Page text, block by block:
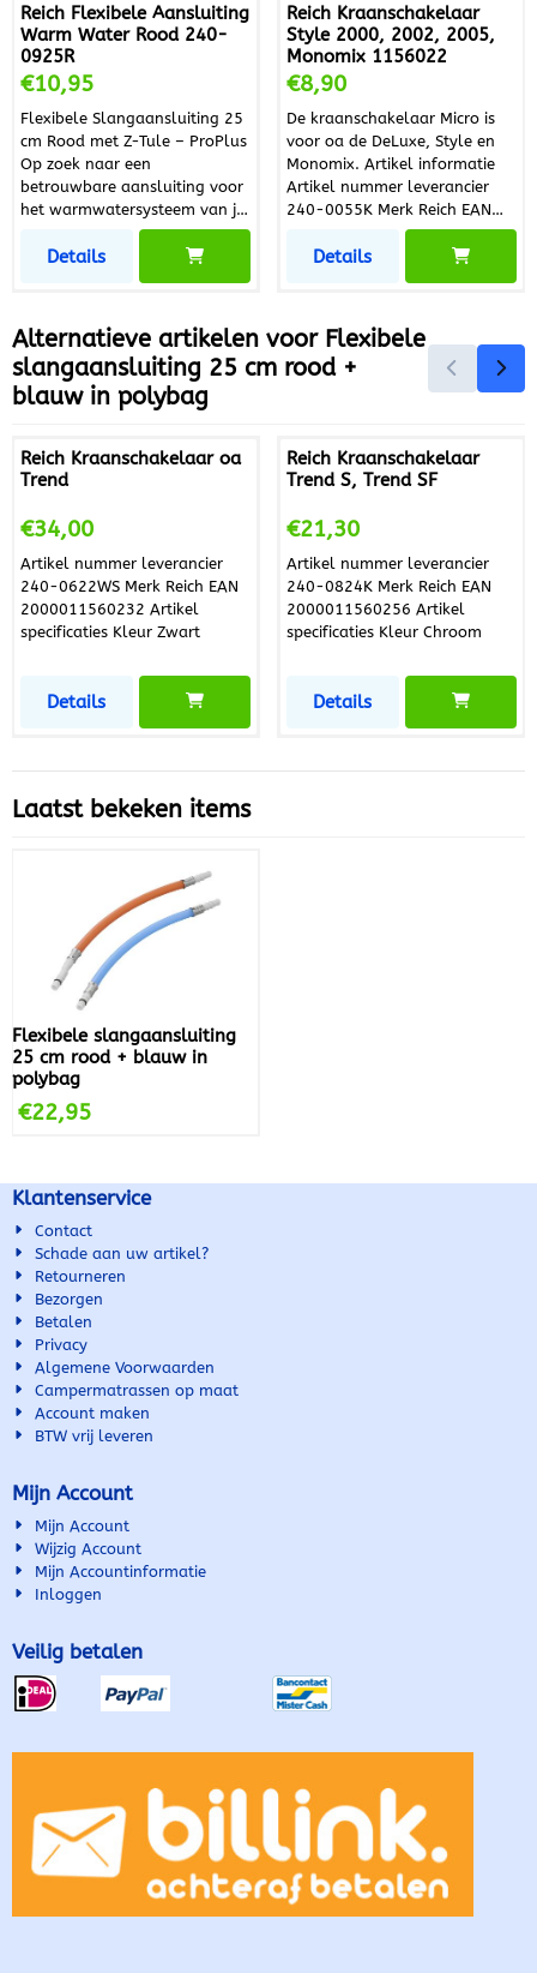
Reich Flexibele Aansluiting
Warm Water Rood 240-
0925R
Prijs: 10,95
€10,95
Flexibele Slangaansluiting 25
cm Rood met Z-Tule – ProPlus
Op zoek naar een
betrouwbare aansluiting voor
het warmwatersysteem van je
camper, caravan of boot? De
ProPlus Flexibele
Slangaansluiting 25 cm Rood
ontworpen voor
warmwatertoepassingen en
zorgt voor een veilige,
duurzame en lekvrije
verbinding. Dankzij de
slang ideaal voor installaties
in beperkte ruimtes. Duurzaam
slangaansluiting is
kunststof dat bestand is tegen
hogere temperaturen en
geschikt is voor langdurig
gebruik. De stevige Z-tule
eenvoudige montage, zodat je
snel en veilig een
campers, caravans en boten
toepassingen waar weinig
ruimte beschikbaar is. De ...
Details
Reich Kraanschakelaar
Style 2000, 2002, 2005,
Monomix 1156022
Prijs: 8,90
€8,90
De kraanschakelaar Micro is
voor oa de DeLuxe, Style en
Monomix. Artikel informatie
Artikel nummer leverancier
240-0055K Merk Reich EAN
2000011560225
Details
Alternatieve artikelen voor Flexibele
slangaansluiting 25 cm rood +
blauw in polybag
Reich Kraanschakelaar oa
Trend
Prijs: 34,00
€34,00
Artikel nummer leverancier
240-0622WS Merk Reich EAN
2000011560232 Artikel
specificaties Kleur Zwart
Details
Reich Kraanschakelaar
Trend S, Trend SF
Prijs: 21,30
€21,30
Artikel nummer leverancier
240-0824K Merk Reich EAN
2000011560256 Artikel
specificaties Kleur Chroom
Details
Laatst bekeken items
Flexibele slangaansluiting
25 cm rood + blauw in
polybag
€22,95
Klantenservice
Contact
Schade aan uw artikel?
Retourneren
Bezorgen
Betalen
Privacy
Algemene Voorwaarden
Campermatrassen op maat
Account maken
BTW vrij leveren
Mijn Account
Mijn Account
Wijzig Account
Mijn Accountinformatie
Inloggen
Veilig betalen